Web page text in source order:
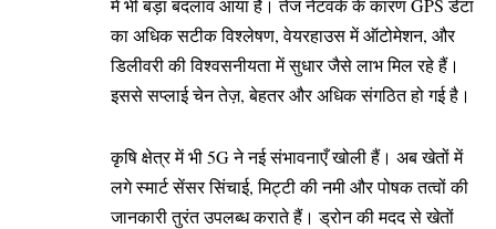
में भी बड़ा बदलाव आया है। तेज नेटवर्क के कारण GPS डेटा
का अधिक सटीक विश्लेषण, वेयरहाउस में ऑटोमेशन, और
डिलीवरी की विश्वसनीयता में सुधार जैसे लाभ मिल रहे हैं।
इससे सप्लाई चेन तेज़, बेहतर और अधिक संगठित हो गई है।
कृषि क्षेत्र में भी 5G ने नई संभावनाएँ खोली हैं। अब खेतों में
लगे स्मार्ट सेंसर सिंचाई, मिट्टी की नमी और पोषक तत्वों की
जानकारी तुरंत उपलब्ध कराते हैं। ड्रोन की मदद से खेतों